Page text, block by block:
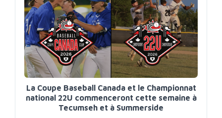
La Coupe Baseball Canada et le Championnat
national 22U commenceront cette semaine à
Tecumseh et à Summerside